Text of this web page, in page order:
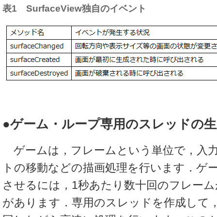
表1 SurfaceView独自のイベント
●ゲーム・ループ専用のスレッドの
ゲームは，フレームという単位で，入
トの移動などの描画処理を行います．ゲ
させるには，1秒あたり数十回のフレー
があります．専用のスレッドを作成して